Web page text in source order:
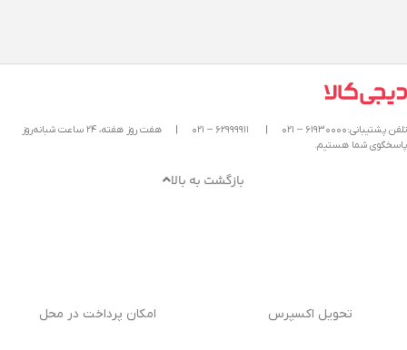
تلفن پشتیبانی:۶۱۹۳۰۰۰۰ – ۰۲۱
هفت روز هفته، ۲۴ ساعت شبانه‌روز
پاسخگوی شما هستیم.
بازگشت به بالا
تحویل اکسپرس امکان پرداخت در محل